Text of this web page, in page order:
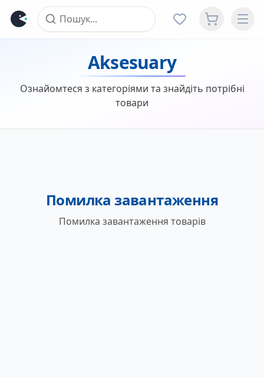
Aksesuary
Ознайомтеся з категоріями та знайдіть потрібні
товари
Помилка завантаження
Помилка завантаження товарів